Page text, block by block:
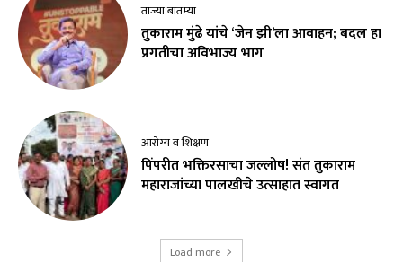
ताज्या बातम्या
तुकाराम मुंढे यांचे ‘जेन झी’ला आवाहन; बदल हा
प्रगतीचा अविभाज्य भाग
आरोग्य व शिक्षण
पिंपरीत भक्तिरसाचा जल्लोष! संत तुकाराम
महाराजांच्या पालखीचे उत्साहात स्वागत
Load more